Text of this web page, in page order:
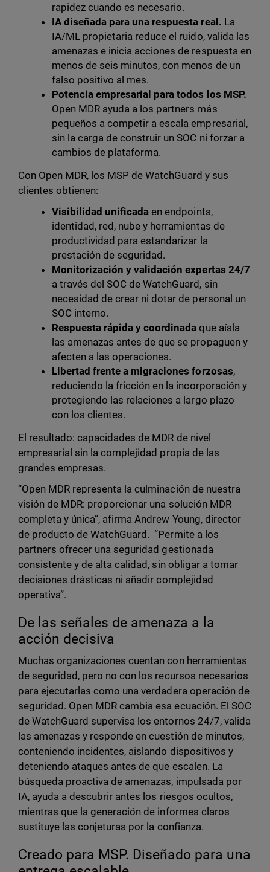
rapidez cuando es necesario.
IA diseñada para una respuesta real. La
IA/ML propietaria reduce el ruido, valida las
amenazas e inicia acciones de respuesta en
menos de seis minutos, con menos de un
falso positivo al mes.
Potencia empresarial para todos los MSP.
Open MDR ayuda a los partners más
pequeños a competir a escala empresarial,
sin la carga de construir un SOC ni forzar a
cambios de plataforma.
Con Open MDR, los MSP de WatchGuard y sus
clientes obtienen:
Visibilidad unificada en endpoints,
identidad, red, nube y herramientas de
productividad para estandarizar la
prestación de seguridad.
Monitorización y validación expertas 24/7
a través del SOC de WatchGuard, sin
necesidad de crear ni dotar de personal un
SOC interno.
Respuesta rápida y coordinada que aísla
las amenazas antes de que se propaguen y
afecten a las operaciones.
Libertad frente a migraciones forzosas,
reduciendo la fricción en la incorporación y
protegiendo las relaciones a largo plazo
con los clientes.
El resultado: capacidades de MDR de nivel
empresarial sin la complejidad propia de las
grandes empresas.
“Open MDR representa la culminación de nuestra
visión de MDR: proporcionar una solución MDR
completa y única”, afirma Andrew Young, director
de producto de WatchGuard. “Permite a los
partners ofrecer una seguridad gestionada
consistente y de alta calidad, sin obligar a tomar
decisiones drásticas ni añadir complejidad
operativa”.
De las señales de amenaza a la
acción decisiva
Muchas organizaciones cuentan con herramientas
de seguridad, pero no con los recursos necesarios
para ejecutarlas como una verdadera operación de
seguridad. Open MDR cambia esa ecuación. El SOC
de WatchGuard supervisa los entornos 24/7, valida
las amenazas y responde en cuestión de minutos,
conteniendo incidentes, aislando dispositivos y
deteniendo ataques antes de que escalen. La
búsqueda proactiva de amenazas, impulsada por
IA, ayuda a descubrir antes los riesgos ocultos,
mientras que la generación de informes claros
sustituye las conjeturas por la confianza.
Creado para MSP. Diseñado para una